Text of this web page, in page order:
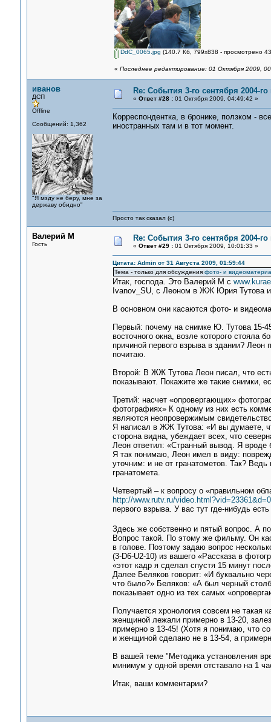
DdC_0065.jpg (140.7 Кб, 799x838 - просмотрено
« Последнее редактирование: 01 Октября 2009,
иванов
ДСП
Offline
Сообщений: 1,362
"Я мзду не беру, мне за
державу обидно"
Re: События 3-го сентября 2004-
« Ответ #28 :01 Октября 2009, 04:49:42 »
Корреспондентка, в бронике, ползком -
иностранных там и в тот момент.
Просто так сказал (с)
Валерий М
Гость
Re: События 3-го сентября 2004-
« Ответ #29 :01 Октября 2009, 10:01:33 »
Цитата: Admin от 31 Августа 2009, 01:59:44
Тема - только для обсуждения фото- и
Итак, господа. Это Валерий М с
Ivanov_SU, с Леоном в ЖЖ Юрия Тутова
В основном они касаются фото- и
Первый: почему на снимке Ю. Тутова 15-
восточного окна, возле которого стояла
причиной первого взрыва в здании? Леон
почитаю.
Второй: В ЖЖ Тутова Леон писал, что
показывают. Покажите же такие снимки,
Третий: насчет «опровергающих»
фотографиях» К одному из них есть
являются неопровержимым
Я написал в ЖЖ Тутова: «И вы думаете,
сторона видна, убеждает всех, что
Леон ответил: «Странный вывод. Я вроде
Я так понимаю, Леон имел в виду:
уточним: и не от гранатометов. Так?
гранатомета.
Четвертый – к вопросу о «правильном
http://www.rutv.ru/video.html?vid=23361&d=0
первого взрыва. У вас тут где-нибудь
Здесь же собственно и пятый вопрос. А
Вопрос такой. По этому же фильму. Он
в голове. Поэтому задаю вопрос
(3-D6-U2-10) из вашего «Рассказа в
«этот кадр я сделал спустя 15 минут
Далее Беляков говорит: «И буквально
что было?» Беляков: «А был черный
показывает одно из тех самых
Получается хронология совсем не такая
женщиной лежали примерно в 13-20,
примерно в 13-45! (Хотя я понимаю, что
и женщиной сделано не в 13-54, а
В вашей теме "Методика установления
минимум у одной время отставало на 1
Итак, ваши комментарии?